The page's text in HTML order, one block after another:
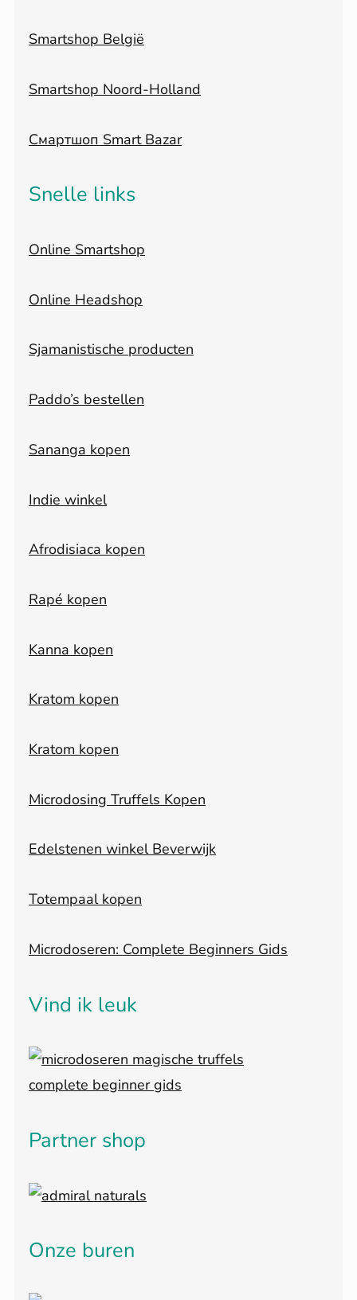
Smartshop België
Smartshop Noord-Holland
Смартшоп Smart Bazar
Snelle links
Online Smartshop
Online Headshop
Sjamanistische producten
Paddo’s bestellen
Sananga kopen
Indie winkel
Afrodisiaca kopen
Rapé kopen
Kanna kopen
Kratom kopen
Kratom kopen
Microdosing Truffels Kopen
Edelstenen winkel Beverwijk
Totempaal kopen
Microdoseren: Complete Beginners Gids
Vind ik leuk
Partner shop
Onze buren